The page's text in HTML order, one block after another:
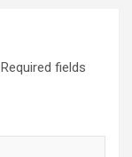
Required fields